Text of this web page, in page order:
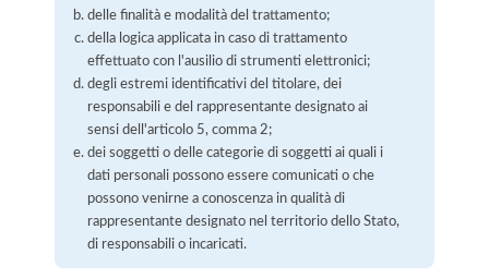
delle finalità e modalità del trattamento;
della logica applicata in caso di trattamento
effettuato con l'ausilio di strumenti elettronici;
degli estremi identificativi del titolare, dei
responsabili e del rappresentante designato ai
sensi dell'articolo 5, comma 2;
dei soggetti o delle categorie di soggetti ai quali i
dati personali possono essere comunicati o che
possono venirne a conoscenza in qualità di
rappresentante designato nel territorio dello Stato,
di responsabili o incaricati.